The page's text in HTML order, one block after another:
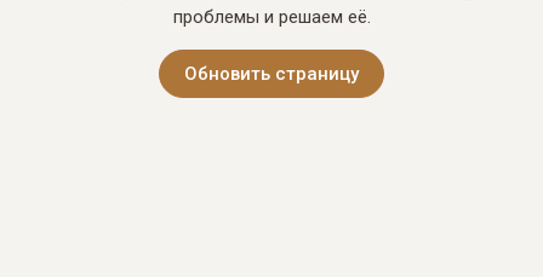
проблемы и решаем её.
Обновить страницу